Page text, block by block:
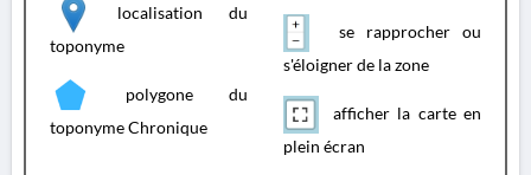
localisation du
toponyme
polygone du
toponyme Chronique
se rapprocher ou
s'éloigner de la zone
afficher la carte en
plein écran